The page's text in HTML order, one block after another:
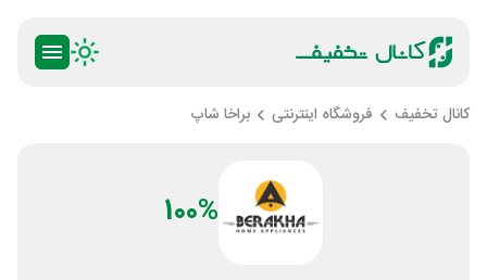
کانال تخفیف فروشگاه اینترنتی براخا شاپ
100%